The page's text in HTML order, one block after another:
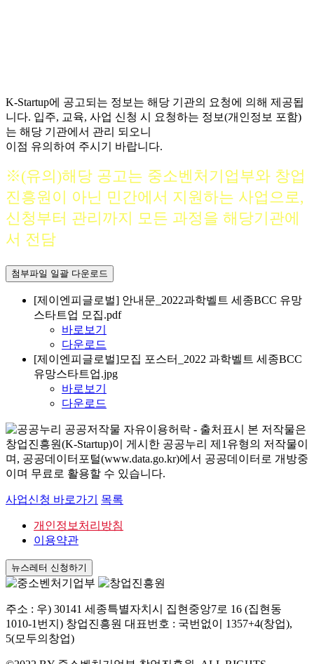
K-Startup에 공고되는 정보는 해당 기관의 요청에 의해 제공됩
니다. 입주, 교육, 사업 신청 시 요청하는 정보(개인정보 포함)
는 해당 기관에서 관리 되오니
이점 유의하여 주시기 바랍니다.
※(유의)해당 공고는 중소벤처기업부와 창업
진흥원이 아닌 민간에서 지원하는 사업으로,
신청부터 관리까지 모든 과정을 해당기관에
서 전담
첨부파일 일괄 다운로드
[제이엔피글로벌] 안내문_2022과학벨트 세종BCC 유망
스타트업 모집.pdf
바로보기
다운로드
[제이엔피글로벌]모집 포스터_2022 과학벨트 세종BCC
유망스타트업.jpg
바로보기
다운로드
본 저작물은
창업진흥원(K-Startup)이 게시한 공공누리 제1유형의 저작물이
며, 공공데이터포털(www.data.go.kr)에서 공공데이터로 개방중
이며 무료로 활용할 수 있습니다.
사업신청 바로가기 목록
개인정보처리방침
이용약관
뉴스레터 신청하기
주소 : 우) 30141 세종특별자치시 집현중앙7로 16 (집현동
1010-1번지) 창업진흥원 대표번호 : 국번없이 1357+4(창업),
5(모두의창업)